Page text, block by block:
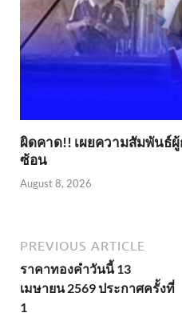
ผิดคาด!! เผยความสัมพันธ์ผู้
ซ้อน
August 8, 2026
PREVIOUS ARTICLE
ราคาทองคำวันนี้ 13
เมษายน 2569 ประกาศครั้งที่
1